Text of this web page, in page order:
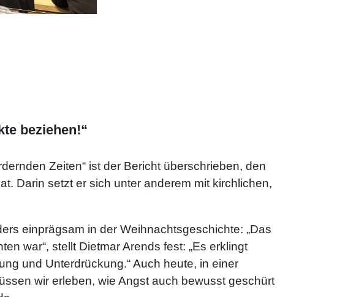
beziehen!“
Zeiten“ ist der Bericht überschrieben, den
Darin setzt er sich unter anderem mit kirchlichen,
einprägsam in der Weihnachtsgeschichte: „Das
war“, stellt Dietmar Arends fest: „Es erklingt
und Unterdrückung.“ Auch heute, in einer
wir erleben, wie Angst auch bewusst geschürt